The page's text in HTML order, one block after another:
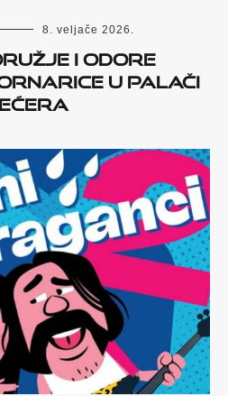
8. veljače 2026.
i odore
u Palači